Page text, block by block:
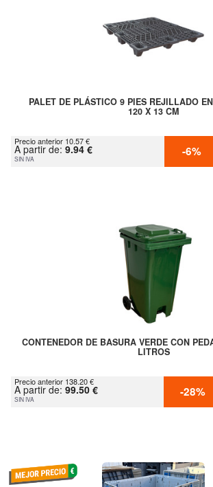
PALET DE PLÁSTICO 9 PIES REJILLADO
120 X 13 CM
Precio anterior 10.57 €
A partir de: 9.94 €
SIN IVA -6%
CONTENEDOR DE BASURA VERDE CON
LITROS
Precio anterior 138.20 €
A partir de: 99.50 €
SIN IVA -28%